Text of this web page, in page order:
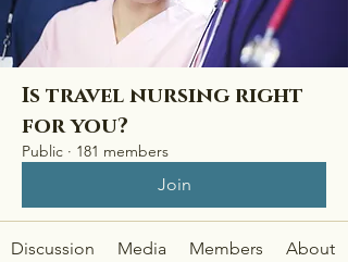
Is travel nursing right
for you?
Public · 181 members
Join
Discussion Media Members About